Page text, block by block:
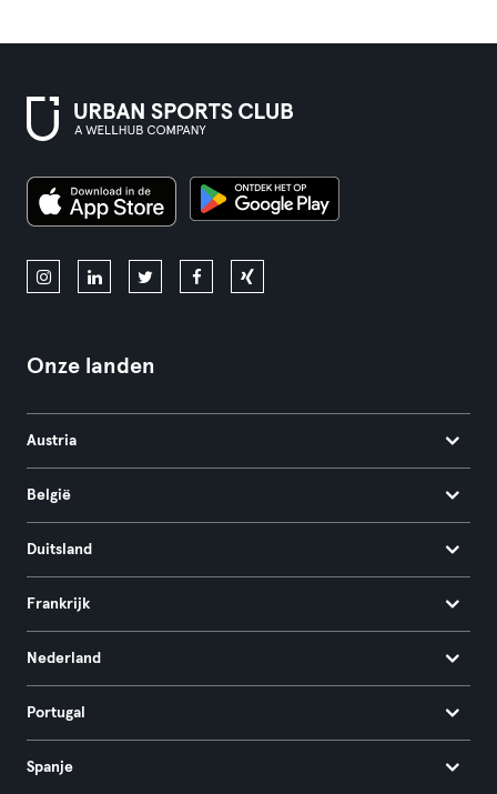
Onze landen
Austria
België
Duitsland
Frankrijk
Nederland
Portugal
Spanje